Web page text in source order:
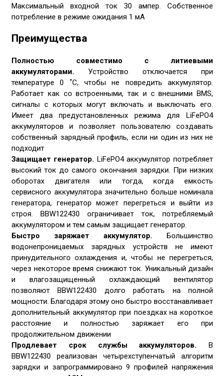
Максимальный входной ток 30 ампер. Собственное
потребление в режиме ожидания 1 мА
Преимущества
Полностью совместимо с литиевыми
аккумуляторами. Устройство отключается при
температуре 0 ˚С, чтобы не повредить аккумулятор.
Работает как со встроенными, так и с внешними BMS,
сигналы с которых могут включать и выключать его.
Имеет два предустановленных режима для LiFePO4
аккумуляторов и позволяет пользователю создавать
собственный зарядный профиль, если ни один из них не
подходит
Защищает генератор. LiFePO4 аккумулятор потребляет
высокий ток до самого окончания зарядки. При низких
оборотах двигателя или тогда, когда емкость
сервисного аккумулятора значительно больше номинала
генератора, генератор может перегреться и выйти из
строя. BBW122430 ограничивает ток, потребляемый
аккумулятором и тем самым защищает генератор.
Быстро заряжает аккумулятор. Большинство
водонепроницаемых зарядных устройств не имеют
принудительного охлаждения и, чтобы не перегреться,
через некоторое время снижают ток. Уникальный дизайн
и влагозащищенный охлаждающий вентилятор
позволяют BBW122430 долго работать на полной
мощности. Благодаря этому оно быстро восстанавливает
дополнительный аккумулятор при поездках на короткое
расстояние и полностью заряжает его при
продолжительном движении
Продлевает срок службы аккумуляторов. В
BBW122430 реализован четырехступенчатый алгоритм
зарядки и запрограммировано 9 профилей напряжения